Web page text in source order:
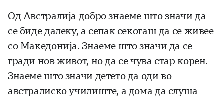
Од Австралија добро знаеме што значи да
се биде далеку, а сепак секогаш да се живее
со Македонија. Знаеме што значи да се
гради нов живот, но да се чува стар корен.
Знаеме што значи детето да оди во
австралиско училиште, а дома да слуша